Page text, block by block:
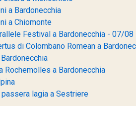
a Bardonecchia
a Chiomonte
Festival a Bardonecchia - 07/08
di Colombano Romean a
Rochemolles a Bardonecchia
lagia a Sestriere